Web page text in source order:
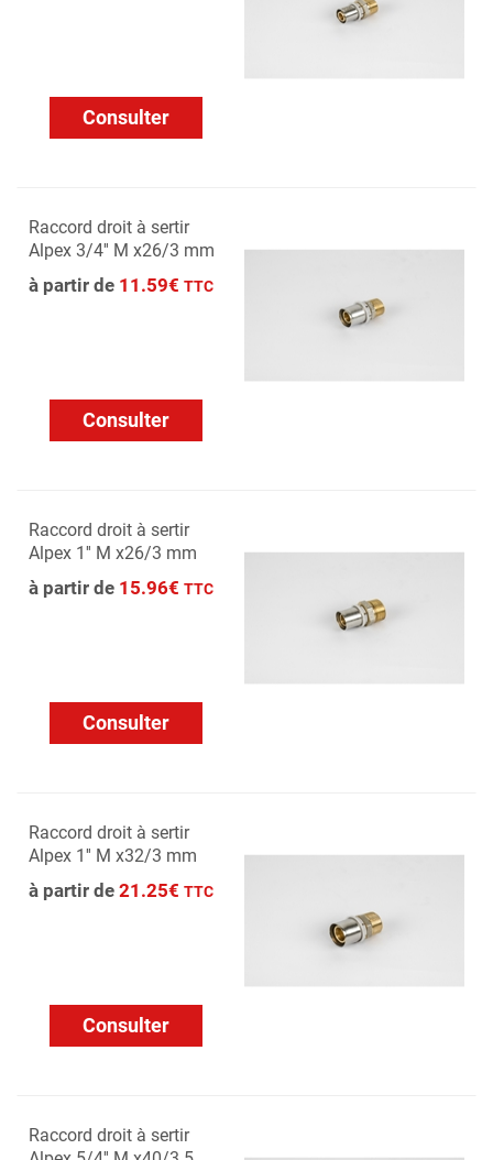
Consulter
Raccord droit à sertir
Alpex 3/4'' M x26/3 mm
à partir de 11.59€ TTC
Consulter
Raccord droit à sertir
Alpex 1'' M x26/3 mm
à partir de 15.96€ TTC
Consulter
Raccord droit à sertir
Alpex 1'' M x32/3 mm
à partir de 21.25€ TTC
Consulter
Raccord droit à sertir